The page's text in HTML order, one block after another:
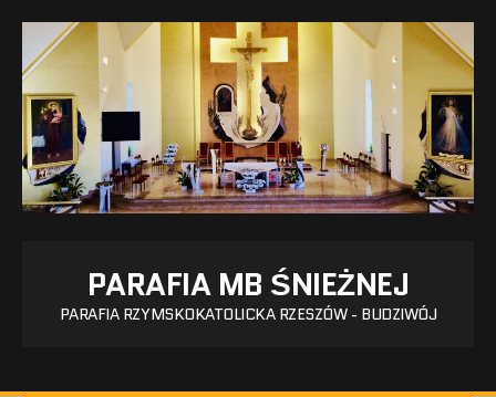
PARAFIA MB ŚNIEŻNEJ
PARAFIA RZYMSKOKATOLICKA RZESZÓW - BUDZIWÓJ